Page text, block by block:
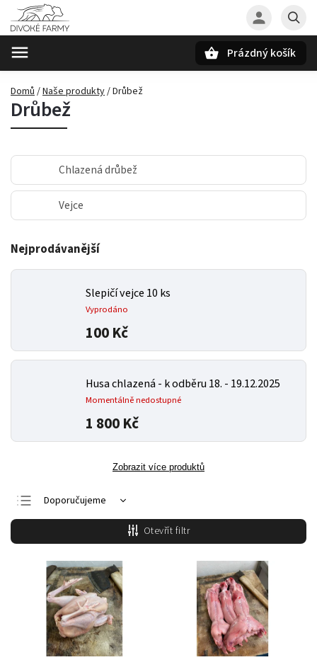
Prázdný košík
Domů/Naše produkty/Drůbež
Drůbež
Chlazená drůbež
Vejce
Nejprodávanější
Slepičí vejce 10 ks
Vyprodáno
100 Kč
Husa chlazená - k odběru 18. - 19.12.2025
Momentálně nedostupné
1 800 Kč
Zobrazit více produktů
Doporučujeme
Nejlevnější
Nejdražší
Nejprodávanější
Abecedně
Otevřít filtr